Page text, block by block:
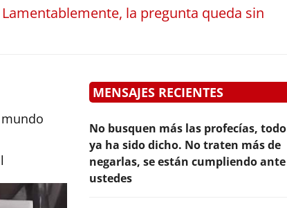
la pregunta queda sin
MENSAJES RECIENTES
No busquen más las profecías, todo
ya ha sido dicho. No traten más de
negarlas, se están cumpliendo ante
ustedes